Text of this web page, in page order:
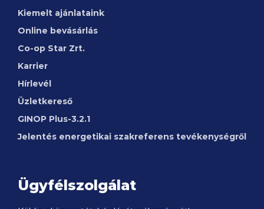
Kiemelt ajánlataink
Online bevásárlás
Co-op Star Zrt.
Karrier
Hírlevél
Üzletkereső
GINOP Plus-3.2.1
Jelentés energetikai szakreferens tevékenységről
Ügyfélszolgálat